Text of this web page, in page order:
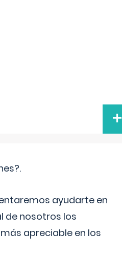
+
ayudarte en
de nosotros los
apreciable en los